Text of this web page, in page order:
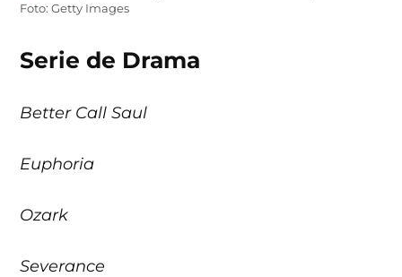
Foto: Getty Images
Serie de Drama
Better Call Saul
Euphoria
Ozark
Severance